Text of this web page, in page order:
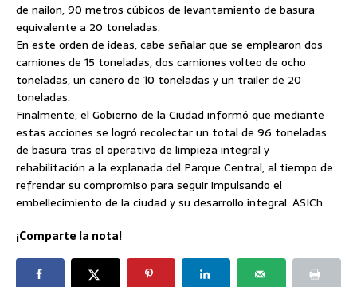
de nailon, 90 metros cúbicos de levantamiento de basura
equivalente a 20 toneladas.
En este orden de ideas, cabe señalar que se emplearon dos
camiones de 15 toneladas, dos camiones volteo de ocho
toneladas, un cañero de 10 toneladas y un trailer de 20
toneladas.
Finalmente, el Gobierno de la Ciudad informó que mediante
estas acciones se logró recolectar un total de 96 toneladas
de basura tras el operativo de limpieza integral y
rehabilitación a la explanada del Parque Central, al tiempo de
refrendar su compromiso para seguir impulsando el
embellecimiento de la ciudad y su desarrollo integral. ASICh
¡Comparte la nota!